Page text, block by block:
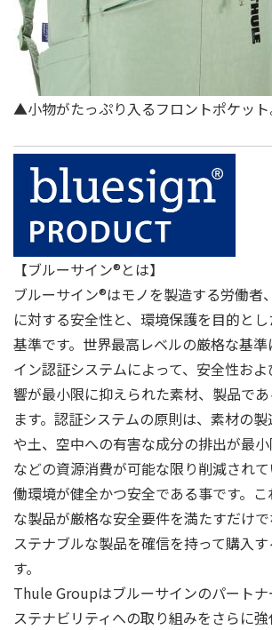
▲小物がたっぷり⼊るフロントポケット
【ブルーサイン®とは】
ブルーサイン®はモノを製造する労働者
に対する安全性と、環境保護を目的と
基準です。世界最高レベルの厳格な基
イン認証システムによって、安全性お
響が最小限に抑えられた素材、製品で
ます。認証システムの原則は、素材の
や土、空中への有害な成分の排出が最
などの資源消費が可能な限り削減され
働環境が健全かつ安全である事です。
な製品が厳格な安全要件を満たすだけ
ステナブルな製品を確信を持って購入
す。
Thule Groupはブルーサインのパート
ステナビリティへの取り組みをさらに